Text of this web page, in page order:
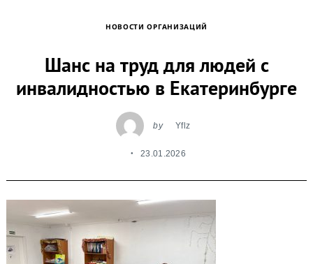
НОВОСТИ ОРГАНИЗАЦИЙ
Шанс на труд для людей с
инвалидностью в Екатеринбурге
by Yflz
23.01.2026